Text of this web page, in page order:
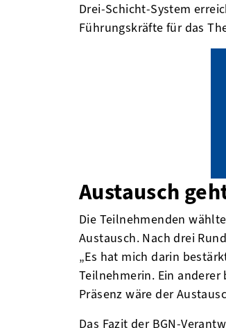
Drei-Schicht-System
Führungskräfte für das
Austausch
Die Teilnehmenden
Austausch. Nach drei
„Es hat mich darin
Teilnehmerin. Ein anderer
Präsenz wäre der
Das Fazit der BGN-